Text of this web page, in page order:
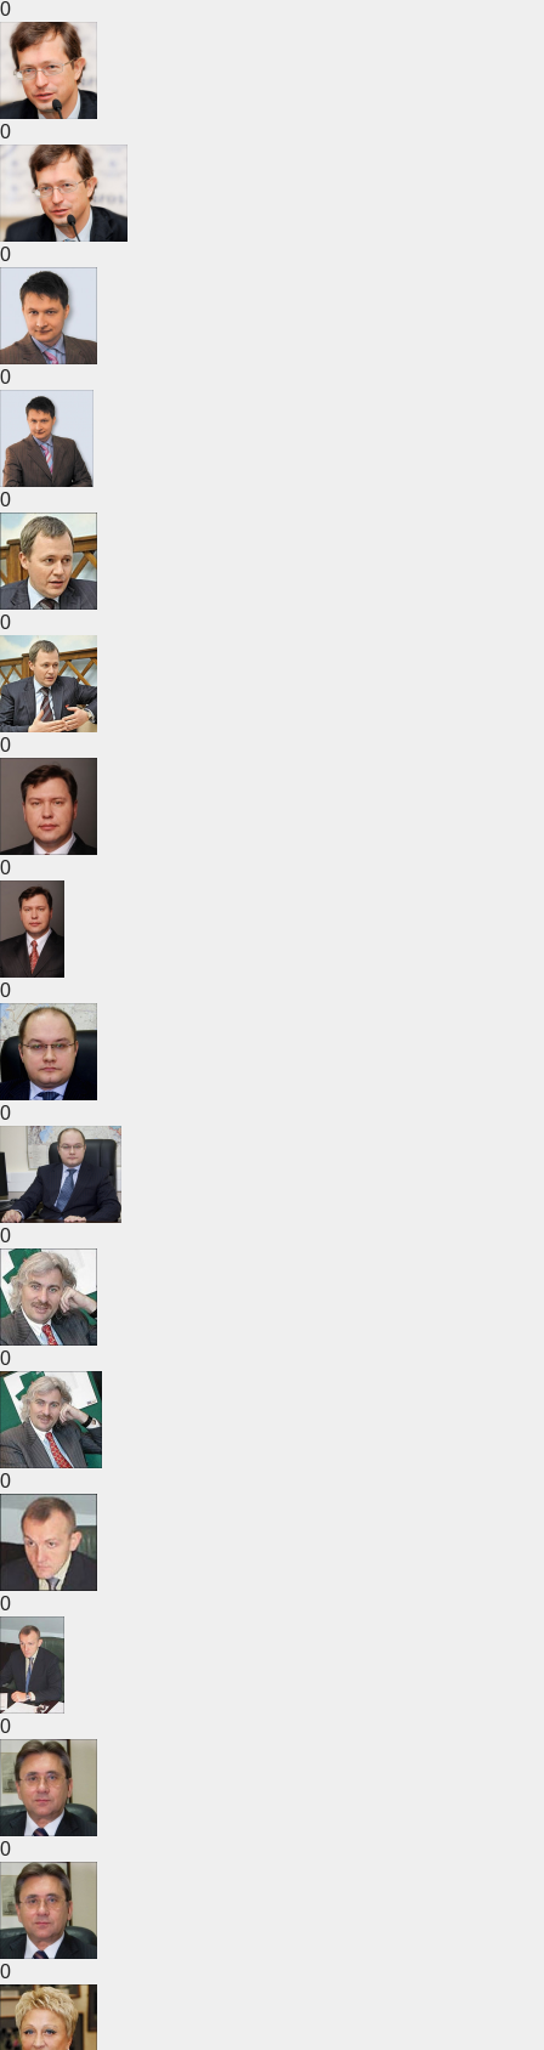
0
0
0
0
0
0
0
0
0
0
0
0
0
0
0
0
0